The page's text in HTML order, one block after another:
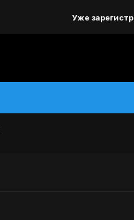
Уже